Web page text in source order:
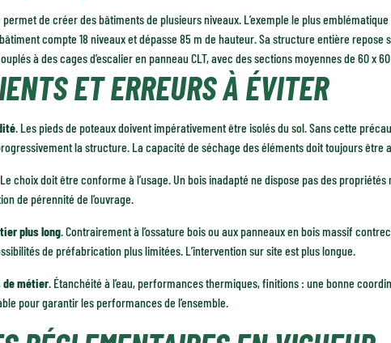
de créer des bâtiments de plusieurs niveaux. L’exemple le plus emblématique
compte 18 niveaux et dépasse 85 m de hauteur. Sa structure entière repose
à des cages d’escalier en panneau CLT, avec des sections moyennes de 60 x
ET ERREURS À ÉVITER
. Les pieds de poteaux doivent impérativement être isolés du sol. Sans cette
la structure. La capacité de séchage des éléments doit toujours être
choix doit être conforme à l’usage. Un bois inadapté ne dispose pas des propriétés
de pérennité de l’ouvrage.
plus long. Contrairement à l’ossature bois ou aux panneaux en bois massif
de préfabrication plus limitées. L’intervention sur site est plus longue.
de métier. Étanchéité à l’eau, performances thermiques, finitions : une bonne
pour garantir les performances de l’ensemble.